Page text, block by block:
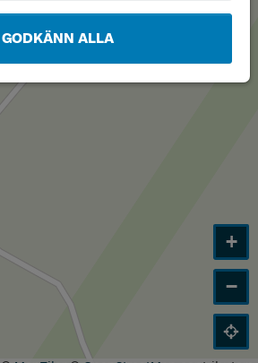
GODKÄNN ALLA
+
−